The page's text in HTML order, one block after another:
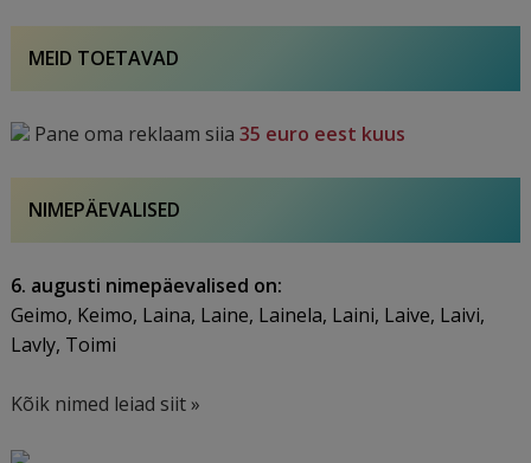
MEID TOETAVAD
Pane oma reklaam siia35 euro eest kuus
NIMEPÄEVALISED
6. augusti nimepäevalised on:
Geimo, Keimo, Laina, Laine, Lainela, Laini, Laive, Laivi,
Lavly, Toimi
Kõik nimed leiad siit »